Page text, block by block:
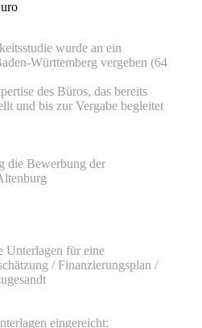
wurde an ein
Württemberg vergeben (64
des Büros, das bereits
und bis zur Vergabe begleitet
die Bewerbung der
Unterlagen für eine
/ Finanzierungsplan /
eingereicht: